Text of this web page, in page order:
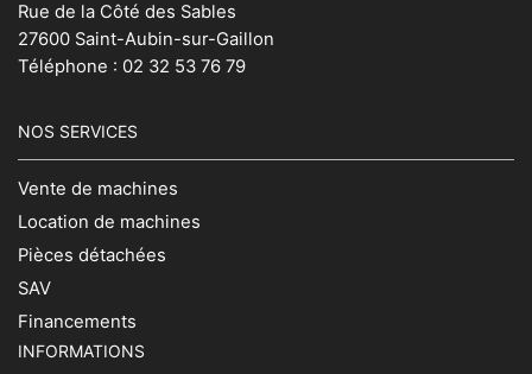
Rue de la Côté des Sables
27600 Saint-Aubin-sur-Gaillon
Téléphone : 02 32 53 76 79
NOS SERVICES
Vente de machines
Location de machines
Pièces détachées
SAV
Financements
INFORMATIONS